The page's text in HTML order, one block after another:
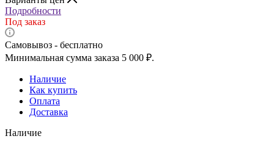
Подробности
Под заказ
Самовывоз - бесплатно
Минимальная сумма заказа 5 000 ₽.
Наличие
Как купить
Оплата
Доставка
Наличие